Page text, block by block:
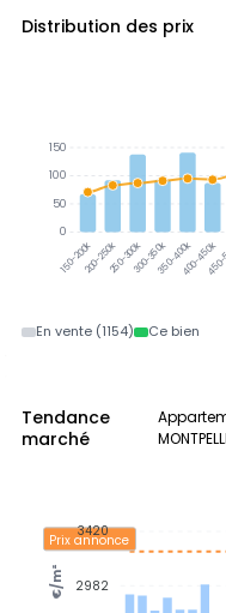
Distribution des prix
150-200k200-250k250-300k300-350k350-400k400-450k
150
100
50
0
En vente (1154) Ce bien
Tendance
marché
Prix annonce
3420
2982
€/m²